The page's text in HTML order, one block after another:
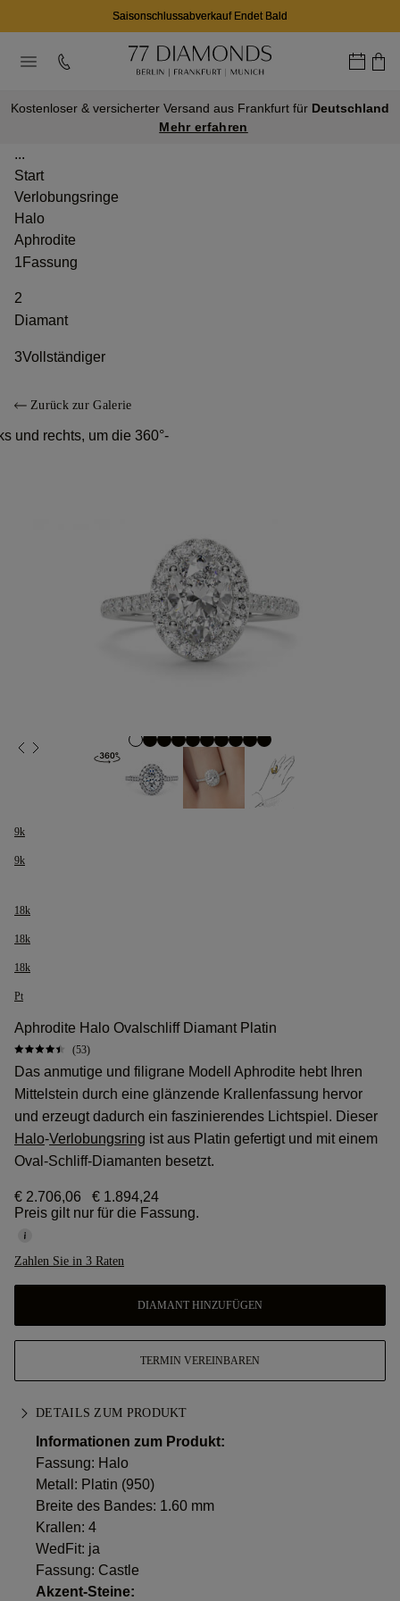
Saisonschlussabverkauf Endet Bald
Kostenloser & versicherter Versand aus Frankfurt für Deutschland
Mehr erfahren
...
Start
Verlobungsringe
Halo
Aphrodite
1 Fassung
2
Diamant
3Vollständiger
Zurück zur Galerie
und rechts, um die 360°-
9k
9k
18k
18k
18k
Pt
Aphrodite Halo Ovalschliff Diamant Platin
(53)
Das anmutige und filigrane Modell Aphrodite hebt Ihren
Mittelstein durch eine glänzende Krallenfassung hervor
und erzeugt dadurch ein faszinierendes Lichtspiel. Dieser
Halo-Verlobungsring ist aus Platin gefertigt und mit einem
Oval-Schliff-Diamanten besetzt.
€ 2.706,06
€ 1.894,24
Preis gilt nur für die Fassung.
Zahlen Sie in 3 Raten
DIAMANT HINZUFÜGEN
TERMIN VEREINBAREN
DETAILS ZUM PRODUKT
Informationen zum Produkt:
Fassung: Halo
Metall: Platin (950)
Breite des Bandes: 1.60 mm
Krallen: 4
WedFit: ja
Fassung: Castle
Akzent-Steine: